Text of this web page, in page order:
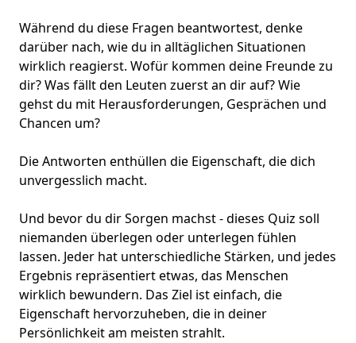
Während du diese Fragen beantwortest, denke
darüber nach, wie du in alltäglichen Situationen
wirklich reagierst. Wofür kommen deine Freunde zu
dir? Was fällt den Leuten zuerst an dir auf? Wie
gehst du mit Herausforderungen, Gesprächen und
Chancen um?
Die Antworten enthüllen die Eigenschaft, die dich
unvergesslich macht.
Und bevor du dir Sorgen machst - dieses Quiz soll
niemanden überlegen oder unterlegen fühlen
lassen. Jeder hat unterschiedliche Stärken, und jedes
Ergebnis repräsentiert etwas, das Menschen
wirklich bewundern. Das Ziel ist einfach, die
Eigenschaft hervorzuheben, die in deiner
Persönlichkeit am meisten strahlt.